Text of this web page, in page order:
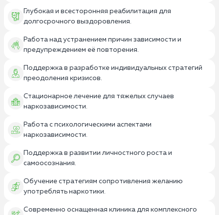
Глубокая и всесторонняя реабилитация для
долгосрочного выздоровления.
Работа над устранением причин зависимости и
предупреждением её повторения.
Поддержка в разработке индивидуальных стратегий
преодоления кризисов.
Стационарное лечение для тяжелых случаев
наркозависимости.
Работа с психологическими аспектами
наркозависимости.
Поддержка в развитии личностного роста и
самоосознания.
Обучение стратегиям сопротивления желанию
употреблять наркотики.
Современно оснащенная клиника для комплексного